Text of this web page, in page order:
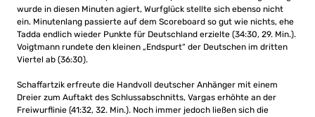
wurde in diesen Minuten agiert, Wurfglück stellte sich ebenso nicht
ein. Minutenlang passierte auf dem Scoreboard so gut wie nichts, ehe
Tadda endlich wieder Punkte für Deutschland erzielte (34:30, 29. Min.).
Voigtmann rundete den kleinen „Endspurt“ der Deutschen im dritten
Viertel ab (36:30).
Schaffartzik erfreute die Handvoll deutscher Anhänger mit einem
Dreier zum Auftakt des Schlussabschnitts, Vargas erhöhte an der
Freiwurflinie (41:32, 32. Min.). Noch immer jedoch ließen sich die